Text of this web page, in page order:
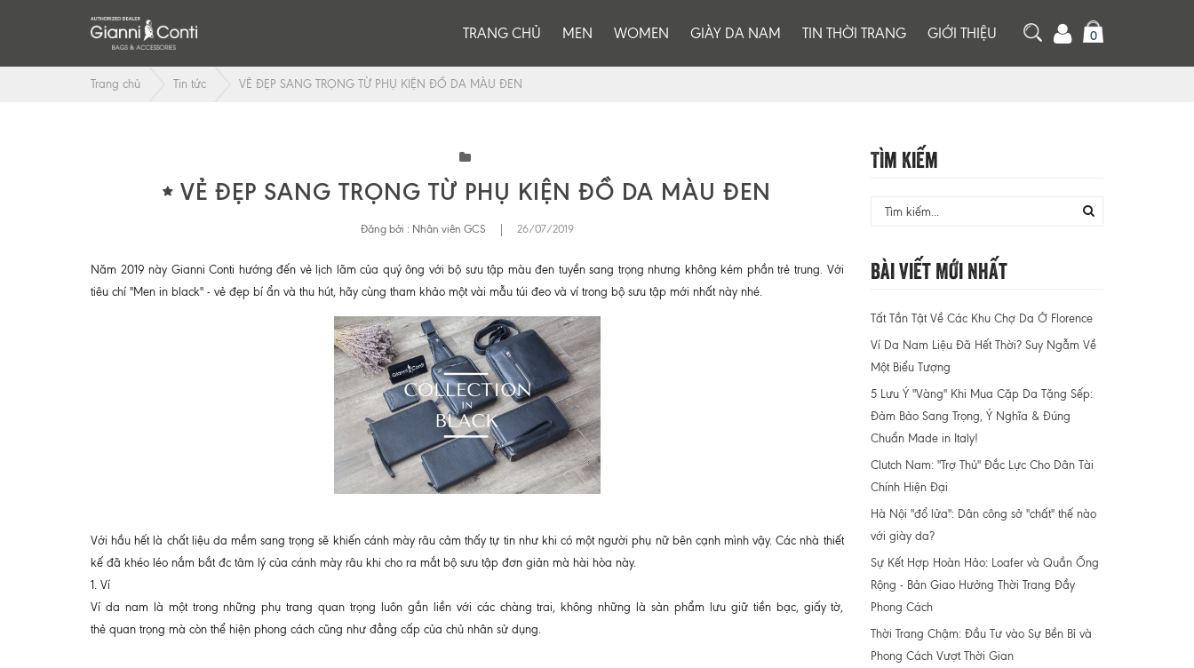
TRANG CHỦ MEN WOMEN GIÀY DA NAM TIN THỜI TRANG GIỚI THIỆU 0
Trang chủ Tin tức VẺ ĐẸP SANG TRỌNG TỪ PHỤ KIỆN ĐỒ DA MÀU ĐEN
VẺ ĐẸP SANG TRỌNG TỪ PHỤ KIỆN ĐỒ DA MÀU ĐEN
Đăng bởi : Nhân viên GCS 26/07/2019
Năm 2019 này Gianni Conti hướng đến vẻ lịch lãm của quý ông với bộ sưu tập màu đen tuyền sang trọng nhưng không kém phần trẻ trung. Với
tiêu chí "Men in black" - vẻ đẹp bí ẩn và thu hút, hãy cùng tham khảo một vài mẫu túi đeo và ví trong bộ sưu tập mới nhất này nhé.
Với hầu hết là chất liệu da mềm sang trọng sẽ khiến cánh mày râu cảm thấy tự tin như khi có một người phụ nữ bên cạnh mình vậy. Các nhà thiết
kế đã khéo léo nắm bắt đc tâm lý của cánh mày râu khi cho ra mắt bộ sưu tập đơn giản mà hài hòa này.
1. Ví
Ví da nam là một trong những phụ trang quan trọng luôn gắn liền với các chàng trai, không những là sản phẩm lưu giữ tiền bạc, giấy tờ,
thẻ quan trọng mà còn thể hiện phong cách cũng như đẳng cấp của chủ nhân sử dụng.
Tìm Kiếm
Bài Viết Mới Nhất
Tất Tần Tật Về Các Khu Chợ Da Ở Florence
Ví Da Nam Liệu Đã Hết Thời? Suy Ngẫm Về
Một Biểu Tượng
5 Lưu Ý "Vàng" Khi Mua Cặp Da Tặng Sếp:
Đảm Bảo Sang Trọng, Ý Nghĩa & Đúng
Chuẩn Made in Italy!
Clutch Nam: "Trợ Thủ" Đắc Lực Cho Dân Tài
Chính Hiện Đại
Hà Nội "đổ lửa": Dân công sở "chất" thế nào
với giày da?
Sự Kết Hợp Hoàn Hảo: Loafer và Quần Ống
Rộng - Bản Giao Hưởng Thời Trang Đầy
Phong Cách
Thời Trang Chậm: Đầu Tư vào Sự Bền Bỉ và
Phong Cách Vượt Thời Gian